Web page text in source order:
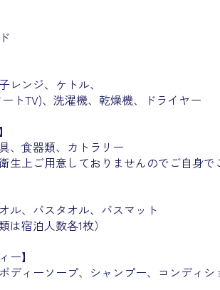
レンジ、ケトル、
トTV)、洗濯機、乾燥機、ドライヤー
、食器類、カトラリー
生上ご用意しておりませんのでご自身で
ル、バスタオル、バスマット
は宿泊人数各1枚）
ー】
ディーソープ、シャンプー、コンディシ